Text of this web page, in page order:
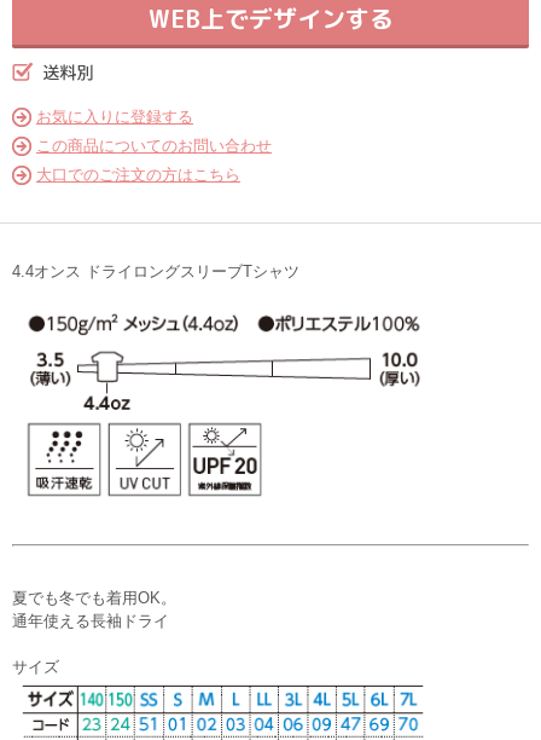
WEB上でデザインする
お気に入りに登録する
この商品についてのお問い合わせ
大口でのご注文の方はこちら
4.4オンス ドライロングスリーブTシャツ
夏でも冬でも着用OK。
通年使える長袖ドライ
サイズ